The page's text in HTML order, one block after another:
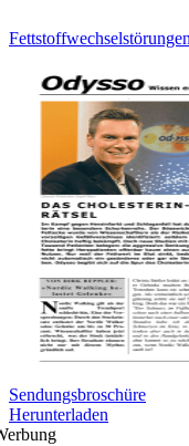
Sendungsbroschüre
Herunterladen